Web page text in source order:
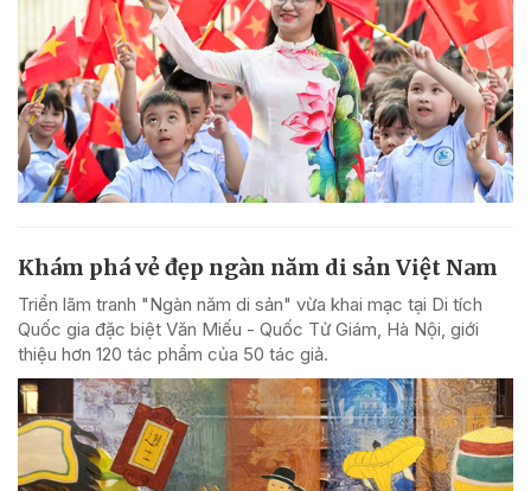
Khám phá vẻ đẹp ngàn năm di sản Việt Nam
Triển lãm tranh "Ngàn năm di sản" vừa khai mạc tại Di tích
Quốc gia đặc biệt Văn Miếu - Quốc Tử Giám, Hà Nội, giới
thiệu hơn 120 tác phẩm của 50 tác giả.